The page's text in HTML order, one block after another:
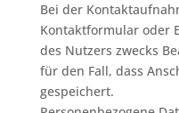
Bei der
Kontaktformular oder
des Nutzers zwecks
für den Fall, dass
gespeichert.